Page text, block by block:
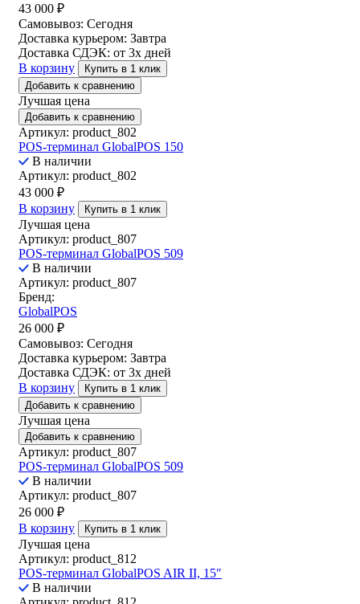
43 000 ₽
Самовывоз: Сегодня
Доставка курьером: Завтра
Доставка СДЭК: от 3х дней
В корзину
Купить в 1 клик
Добавить к сравнению
Лучшая цена
Добавить к сравнению
Артикул: product_802
POS-терминал GlobalPOS 150
В наличии
Артикул: product_802
43 000 ₽
В корзину
Купить в 1 клик
Лучшая цена
Артикул: product_807
POS-терминал GlobalPOS 509
В наличии
Артикул: product_807
Бренд:
GlobalPOS
26 000 ₽
Самовывоз: Сегодня
Доставка курьером: Завтра
Доставка СДЭК: от 3х дней
В корзину
Купить в 1 клик
Добавить к сравнению
Лучшая цена
Добавить к сравнению
Артикул: product_807
POS-терминал GlobalPOS 509
В наличии
Артикул: product_807
26 000 ₽
В корзину
Купить в 1 клик
Лучшая цена
Артикул: product_812
POS-терминал GlobalPOS AIR II, 15″
В наличии